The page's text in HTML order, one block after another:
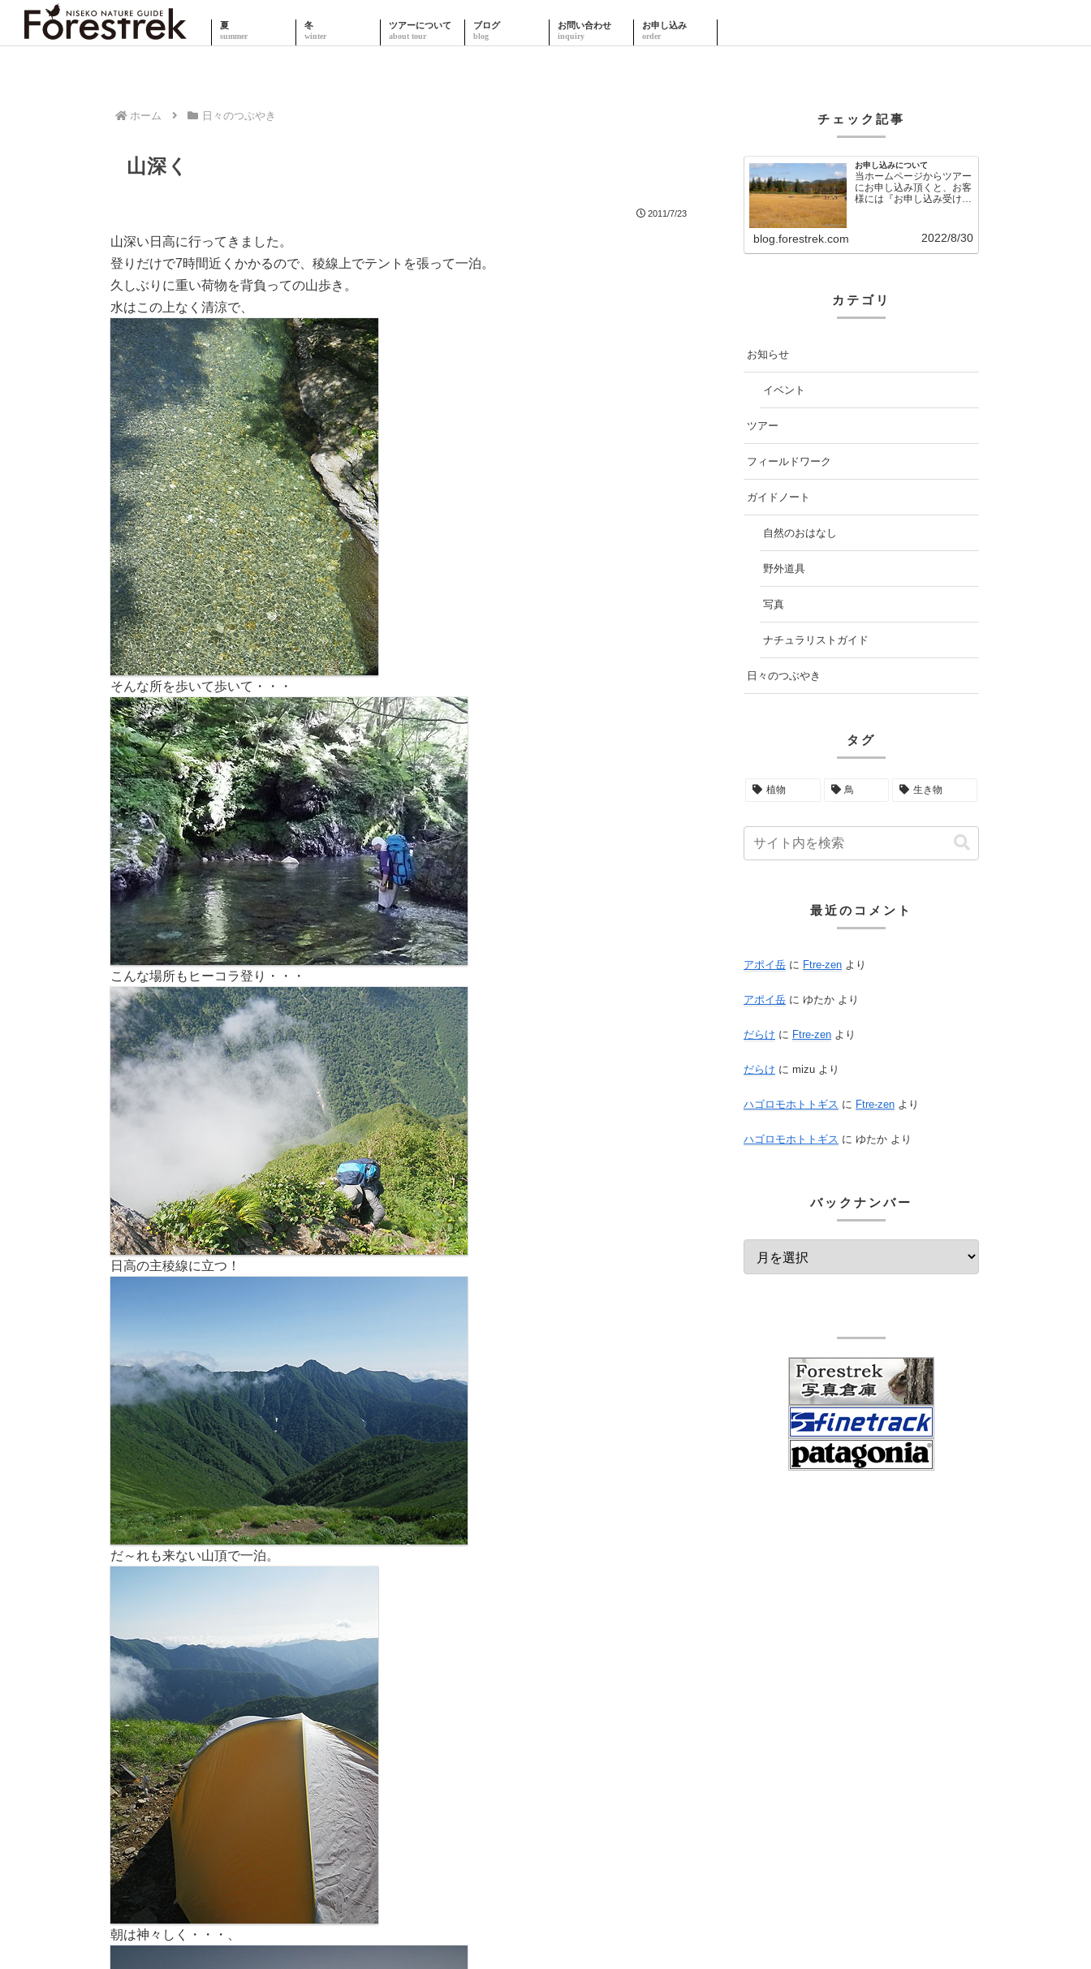
夏 冬 ツアーについて ブログ お問い合わせ お申し込み
ホーム 日々のつぶやき
山深く
2011/7/23
山深い日高に行ってきました。
登りだけで7時間近くかかるので、稜線上でテントを張って一泊。
久しぶりに重い荷物を背負っての山歩き。
水はこの上なく清涼で、
そんな所を歩いて歩いて・・・
こんな場所もヒーコラ登り・・・
日高の主稜線に立つ！
だ～れも来ない山頂で一泊。
朝は神々しく・・・、
チェック記事
お申し込みについて
当ホームページからツアー
にお申し込み頂くと、お客
様には『お申し込み受け付
blog.forestrek.com 2022/8/30
カテゴリ
お知らせ
イベント
ツアー
フィールドワーク
ガイドノート
自然のおはなし
野外道具
写真
ナチュラリストガイド
日々のつぶやき
タグ
植物 鳥 生き物
最近のコメント
アポイ岳 に Ftre-zen より
アポイ岳 に ゆたか より
だらけ に Ftre-zen より
だらけ に mizu より
ハゴロモホトトギス に Ftre-zen より
ハゴロモホトトギス に ゆたか より
バックナンバー